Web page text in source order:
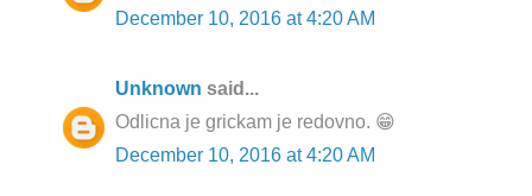
December 10, 2016 at 4:20 AM
Unknown said...
Odlicna je grickam je redovno. 😁
December 10, 2016 at 4:20 AM